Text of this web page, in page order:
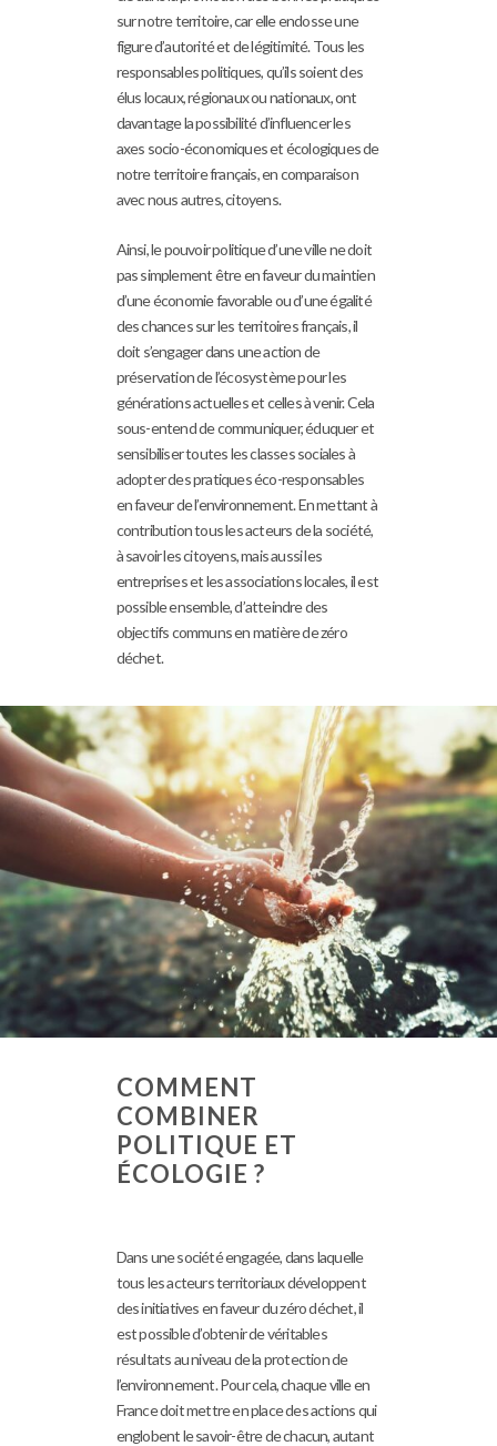
sur notre territoire, car elle endosse une
figure d’autorité et de légitimité. Tous les
responsables politiques, qu’ils soient des
élus locaux, régionaux ou nationaux, ont
davantage la possibilité d’influencer les
axes socio-économiques et écologiques de
notre territoire français, en comparaison
avec nous autres, citoyens.
Ainsi, le pouvoir politique d’une ville ne doit
pas simplement être en faveur du maintien
d’une économie favorable ou d’une égalité
des chances sur les territoires français, il
doit s’engager dans une action de
préservation de l’écosystème pour les
générations actuelles et celles à venir. Cela
sous-entend de communiquer, éduquer et
sensibiliser toutes les classes sociales à
adopter des pratiques éco-responsables
en faveur de l’environnement. En mettant à
contribution tous les acteurs de la société,
à savoir les citoyens, mais aussi les
entreprises et les associations locales, il est
possible ensemble, d’atteindre des
objectifs communs en matière de zéro
déchet.
COMMENT
COMBINER
POLITIQUE ET
ÉCOLOGIE ?
Dans une société engagée, dans laquelle
tous les acteurs territoriaux développent
des initiatives en faveur du zéro déchet, il
est possible d’obtenir de véritables
résultats au niveau de la protection de
l’environnement. Pour cela, chaque ville en
France doit mettre en place des actions qui
englobent le savoir-être de chacun, autant